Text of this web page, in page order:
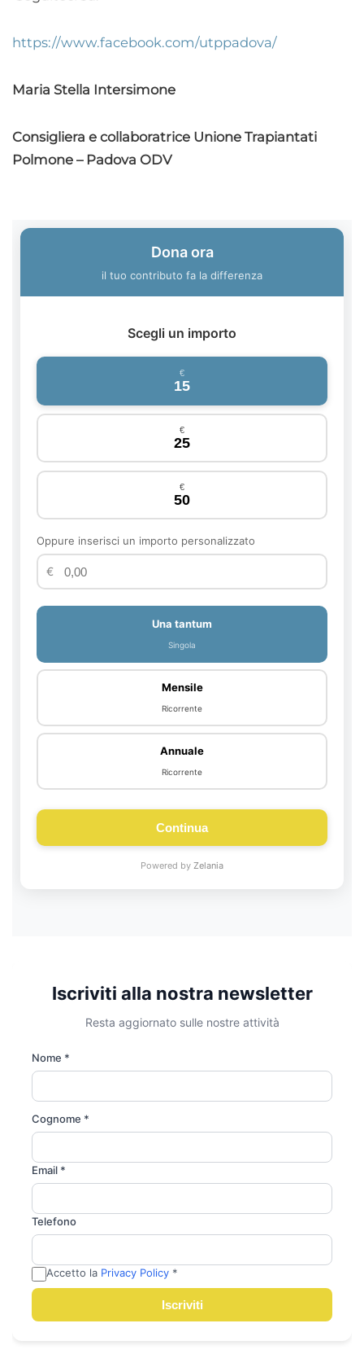
https://www.facebook.com/utppadova/
Maria Stella Intersimone
Consigliera e collaboratrice Unione Trapiantati
Polmone – Padova ODV